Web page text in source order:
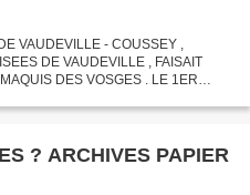
VAUDEVILLE - COUSSEY ,
DE VAUDEVILLE , FAISAIT
DES VOSGES . LE 1ER